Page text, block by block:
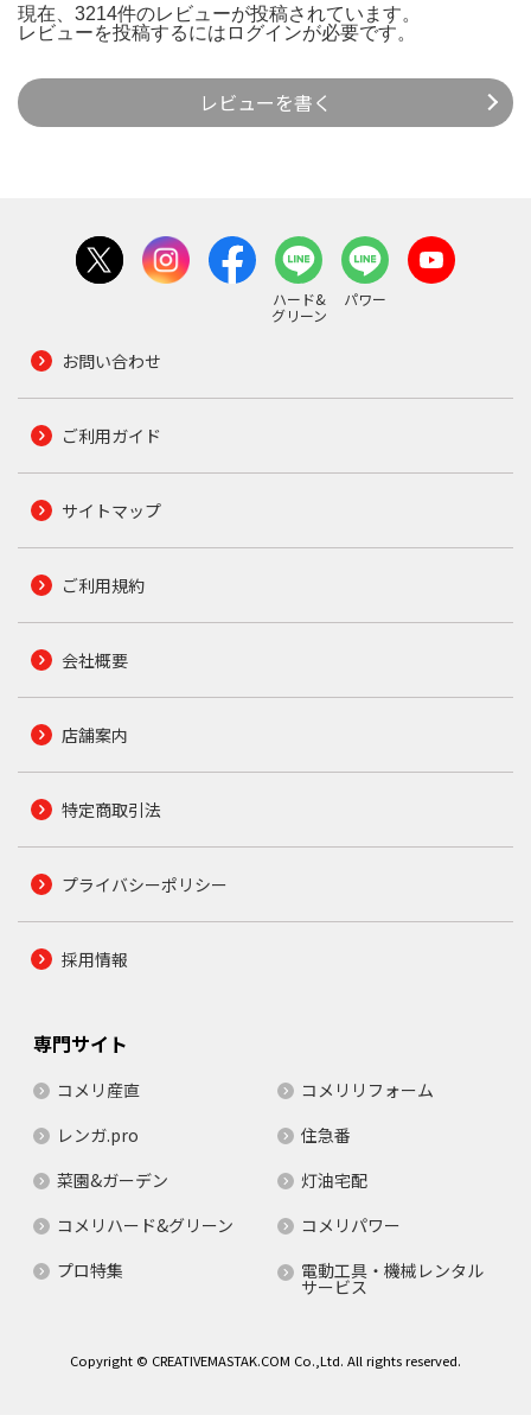
現在、3214件のレビューが投稿されています。
レビューを投稿するには ログインが必要です。
レビューを書く
ハード&
グリーン
パワー
お問い合わせ
ご利用ガイド
サイトマップ
ご利用規約
会社概要
店舗案内
特定商取引法
プライバシーポリシー
採用情報
専門サイト
コメリ産直
コメリリフォーム
レンガ.pro
住急番
菜園&ガーデン
灯油宅配
コメリハード&グリーン
コメリパワー
プロ特集
電動工具・機械レンタル
サービス
Copyright © CREATIVEMASTAK.COM Co.,Ltd. All rights reserved.